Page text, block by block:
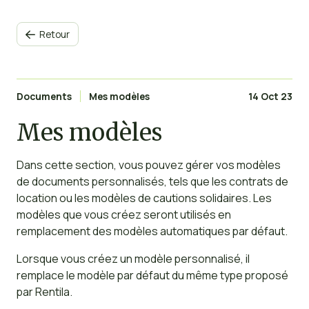
 Retour
Documents Mes modèles 14 Oct 23
Mes modèles
Dans cette section, vous pouvez gérer vos modèles
de documents personnalisés, tels que les contrats de
location ou les modèles de cautions solidaires. Les
modèles que vous créez seront utilisés en
remplacement des modèles automatiques par défaut.
Lorsque vous créez un modèle personnalisé, il
remplace le modèle par défaut du même type proposé
par Rentila.